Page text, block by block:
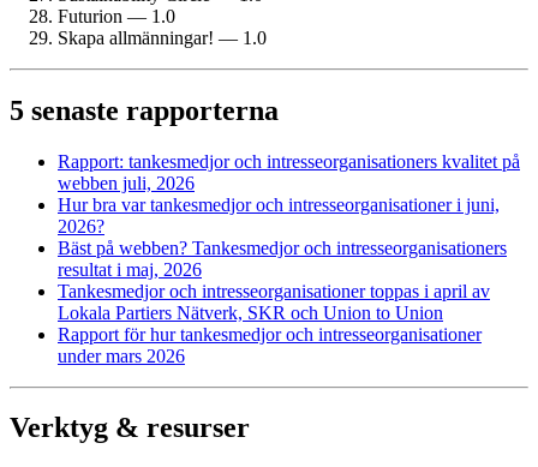
Futurion — 1.0
Skapa allmänningar! — 1.0
5 senaste rapporterna
Rapport: tankesmedjor och intresse­organisationers kvalitet på
webben juli, 2026
Hur bra var tankesmedjor och intresse­organisationer i juni,
2026?
Bäst på webben? Tankesmedjor och intresse­organisationers
resultat i maj, 2026
Tankesmedjor och intresse­organisationer toppas i april av
Lokala Partiers Nätverk, SKR och Union to Union
Rapport för hur tankesmedjor och intresse­organisationer
under mars 2026
Verktyg & resurser